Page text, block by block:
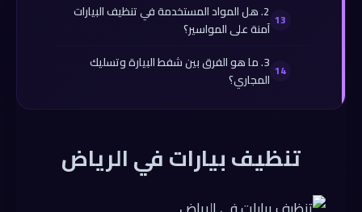
2. هل المواد المستخدمة في تنظيف البيارات
آمنة على المواسير؟
3. ما هو الفرق بين شفط البيارة وتسليك
المجاري؟
تنظيف بيارات في الرياض